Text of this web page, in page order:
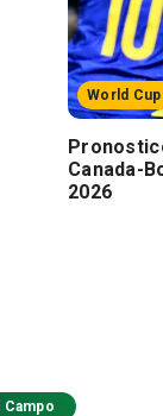
Campo
World
Canada-
2026